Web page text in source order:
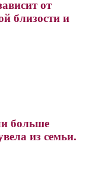
от
близости и
больше
из семьи.